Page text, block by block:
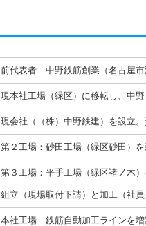
前代表者 中野鉄筋創業（名古屋市
現本社工場（緑区）に移転し、中
現会社（（株）中野鉄建）を設立
第２工場：砂田工場（緑区砂田）
第３工場：平手工場（緑区諸ノ木
組立（現場取付下請）と加工（社
本社工場 鉄筋自動加工ラインを増